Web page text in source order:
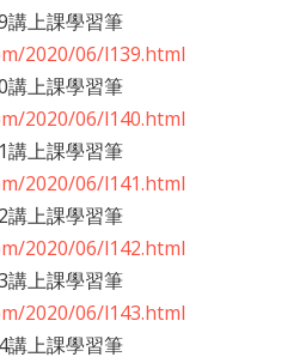
講上課學習筆
2020/06/l139.html
講上課學習筆
2020/06/l140.html
講上課學習筆
2020/06/l141.html
講上課學習筆
2020/06/l142.html
講上課學習筆
2020/06/l143.html
講上課學習筆